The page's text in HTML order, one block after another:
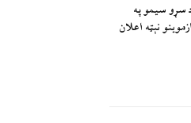
سړو سيمو په
نېټه اعلان